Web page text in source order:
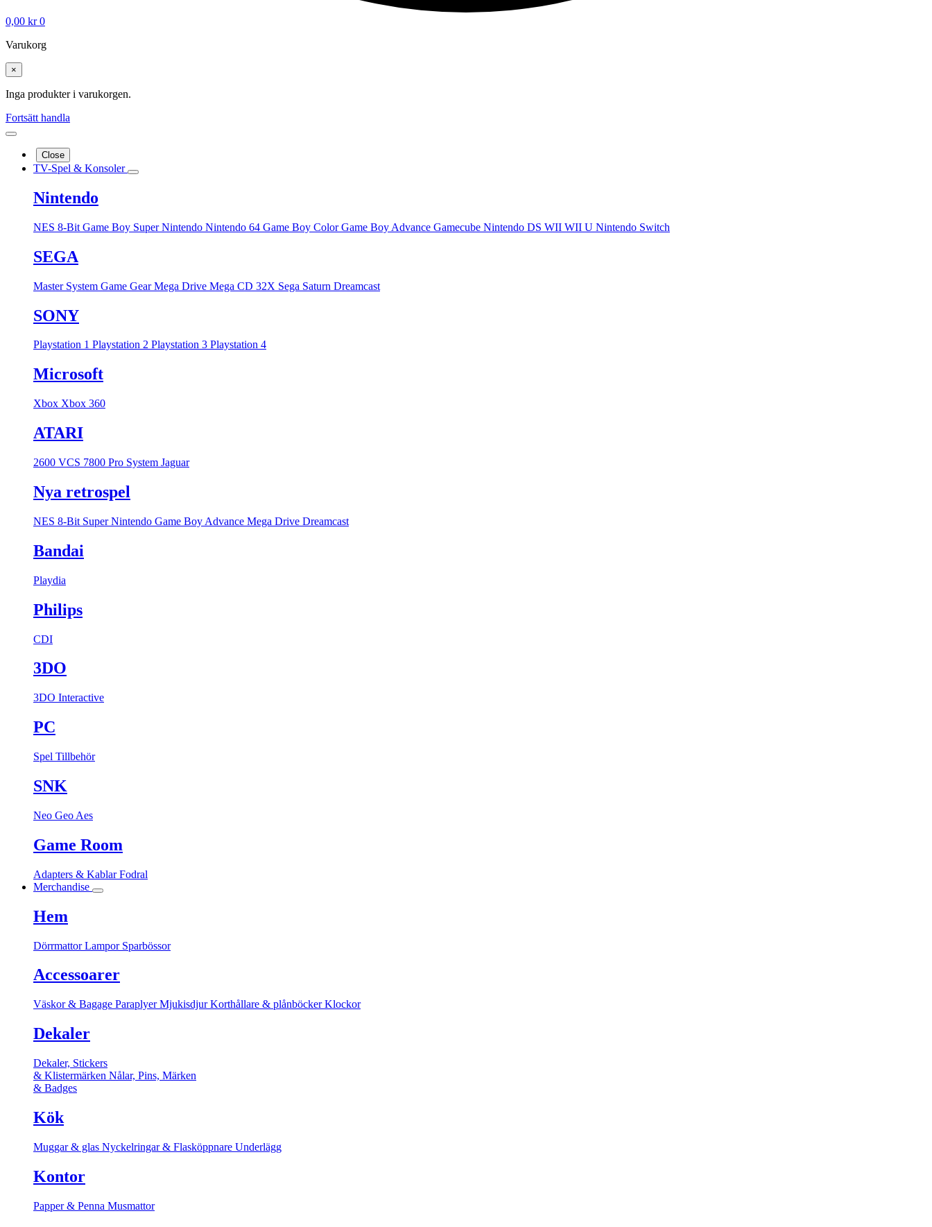
0,00 kr 0
Varukorg
×
Inga produkter i varukorgen.
Fortsätt handla
Close
TV-Spel & Konsoler
Nintendo
NES 8-Bit Game Boy Super Nintendo Nintendo 64 Game Boy ColorGame Boy Advance Gamecube Nintendo DS WII WII U Nintendo Switch
SEGA
Master System Game GearMega Drive Mega CD 32X Sega Saturn Dreamcast
SONY
Playstation 1 Playstation 2 Playstation 3 Playstation 4
Microsoft
Xbox Xbox 360
ATARI
2600 VCS 7800 Pro System Jaguar
Nya retrospel
NES 8-Bit Super Nintendo Game Boy Advance Mega Drive Dreamcast
Bandai
Playdia
Philips
CDI
3DO
3DO Interactive
PC
Spel Tillbehör
SNK
Neo Geo Aes
Game Room
Adapters & KablarFodral
Merchandise
Hem
DörrmattorLampor Sparbössor
Accessoarer
Väskor & Bagage ParaplyerMjukisdjurKorthållare & plånböckerKlockor
Dekaler
Dekaler, Stickers
& Klistermärken Nålar, Pins, Märken
& Badges
Kök
Muggar & glas Nyckelringar & Flasköppnare Underlägg
Kontor
Papper & Penna Musmattor